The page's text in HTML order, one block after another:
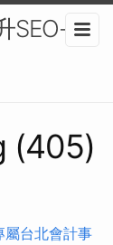
SEO-
(405)
屬台北會計事